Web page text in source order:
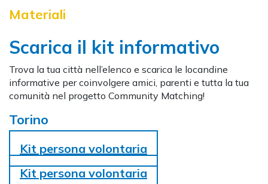
Materiali
Scarica il kit informativo
Trova la tua città nell’elenco e scarica le locandine
informative per coinvolgere amici, parenti e tutta la tua
comunità nel progetto Community Matching!
Torino
Kit persona volontaria
Kit persona volontaria